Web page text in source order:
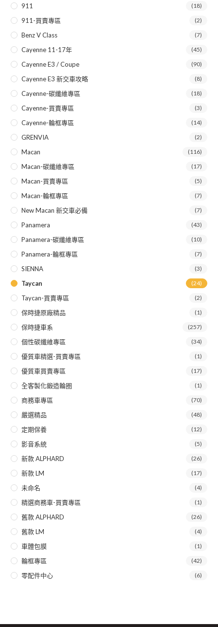
911 (18)
911-買賣專區 (2)
Benz V Class (7)
Cayenne 11-17年 (45)
Cayenne E3 / Coupe (90)
Cayenne E3 新交車攻略 (8)
Cayenne-碳纖維專區 (18)
Cayenne-買賣專區 (3)
Cayenne-輪框專區 (14)
GRENVIA (2)
Macan (116)
Macan-碳纖維專區 (17)
Macan-買賣專區 (5)
Macan-輪框專區 (7)
New Macan 新交車必備 (7)
Panamera (43)
Panamera-碳纖維專區 (10)
Panamera-輪框專區 (7)
SIENNA (3)
Taycan (24)
Taycan-買賣專區 (2)
保時捷原廠精品 (1)
保時捷車系 (257)
個性碳纖維專區 (34)
優質車精選-買賣專區 (1)
優質車買賣專區 (17)
全客製化鍛造輪圈 (1)
商務車專區 (70)
嚴選精品 (48)
定期保養 (12)
影音系統 (5)
新款 ALPHARD (26)
新款 LM (17)
未命名 (4)
精選商務車-買賣專區 (1)
舊款 ALPHARD (26)
舊款 LM (4)
車體包膜 (1)
輪框專區 (42)
零配件中心 (6)